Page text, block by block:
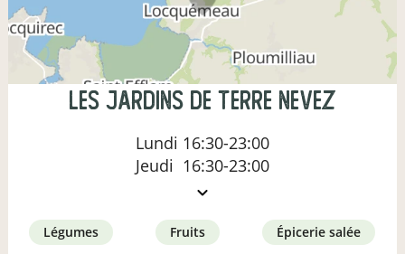
Les Jardins de Terre Nevez
Lundi 16:30-23:00
Jeudi 16:30-23:00
légumes fruits épicerie salée